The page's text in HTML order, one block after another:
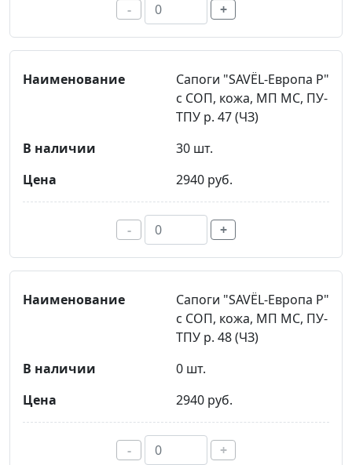
- +
Сапоги "SAVЁL-Европа Р"
с СОП, кожа, МП МС, ПУ-
ТПУ р. 47 (ЧЗ)
30 шт.
2940 руб.
- +
Сапоги "SAVЁL-Европа Р"
с СОП, кожа, МП МС, ПУ-
ТПУ р. 48 (ЧЗ)
0 шт.
2940 руб.
- +